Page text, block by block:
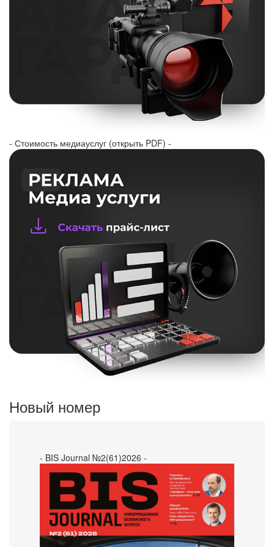
- Стоимость медиауслуг (открыть PDF) -
Новый номер
- BIS Journal №2(61)2026 -